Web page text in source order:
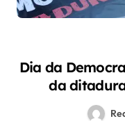
Dia da
da